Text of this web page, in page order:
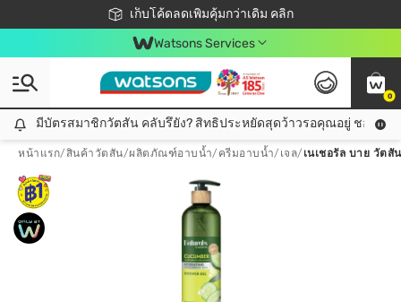
เก็บโค้ดลดเพิ่มคุ้มกว่าเดิม คลิก
ชอปออนไลน์ครั้งแรก ลดเพิ่มจุก ๆ 10%! 🎉
📦ส่งฟรี! เมื่อชอป 499฿
สมาชิกวัตสัน คลับดียังไง?
Watsons Services
0
มีบัตรสมาชิกวัตสัน คลับรึยัง? สิทธิประหยัดสุดว้าวรอคุณอยู่ ชอปคุ้มกว่าเดิม คลิก!
มีบัตรสมาชิกวัตสัน คลับรึยัง? สิทธิประหยัดสุดว้าวรอคุณอยู่ ชอปคุ้มก
หน้าแรก/สินค้าวัตสัน/ผลิตภัณฑ์อาบน้ำ/ ครีมอาบน้ำ/เจล/ เนเชอรัล บาย วัตสั